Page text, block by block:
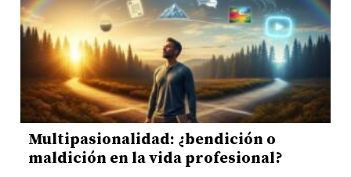
Multipasionalidad: ¿bendición o
maldición en la vida profesional?